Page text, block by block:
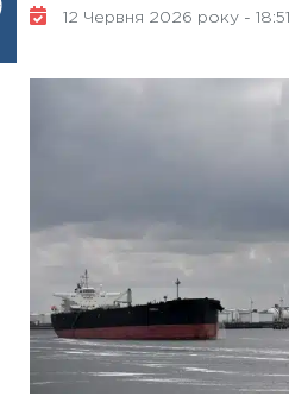
12 Червня 2026 року - 18:51